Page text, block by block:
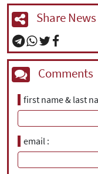
Share News
Comments
first name & last
email